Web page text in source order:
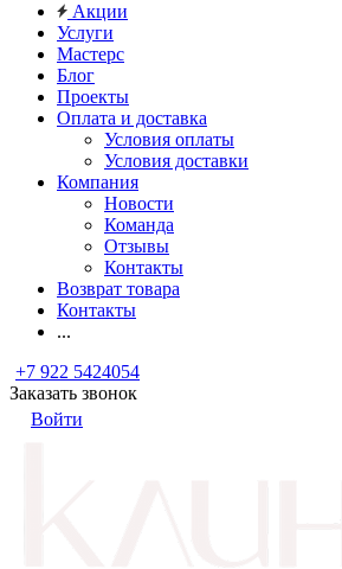
Акции
Услуги
Мастерс
Блог
Проекты
Оплата и доставка
Условия оплаты
Условия доставки
Компания
Новости
Команда
Отзывы
Контакты
Возврат товара
Контакты
...
+7 922 5424054
Заказать звонок
Войти